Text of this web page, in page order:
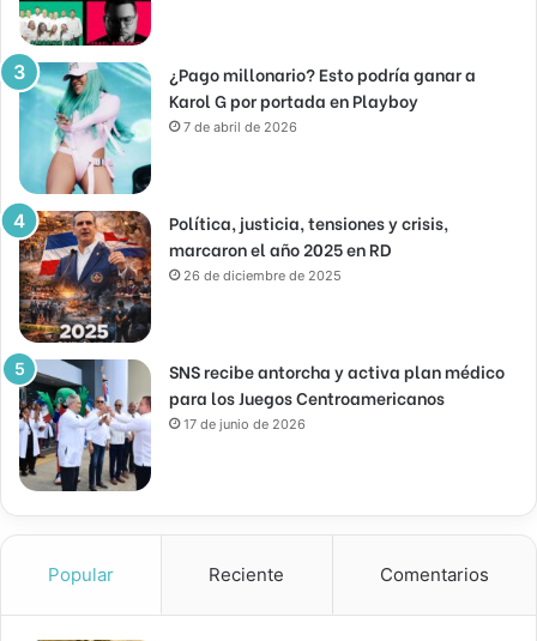
¿Pago millonario? Esto podría ganar a
Karol G por portada en Playboy
7 de abril de 2026
Política, justicia, tensiones y crisis,
marcaron el año 2025 en RD
26 de diciembre de 2025
SNS recibe antorcha y activa plan médico
para los Juegos Centroamericanos
17 de junio de 2026
Popular Reciente Comentarios